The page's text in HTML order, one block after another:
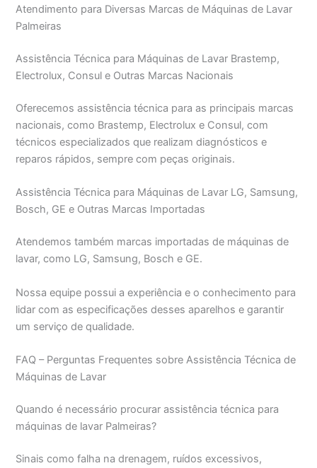
Atendimento para Diversas Marcas de Máquinas de Lavar
Palmeiras
Assistência Técnica para Máquinas de Lavar Brastemp,
Electrolux, Consul e Outras Marcas Nacionais
Oferecemos assistência técnica para as principais marcas
nacionais, como Brastemp, Electrolux e Consul, com
técnicos especializados que realizam diagnósticos e
reparos rápidos, sempre com peças originais.
Assistência Técnica para Máquinas de Lavar LG, Samsung,
Bosch, GE e Outras Marcas Importadas
Atendemos também marcas importadas de máquinas de
lavar, como LG, Samsung, Bosch e GE.
Nossa equipe possui a experiência e o conhecimento para
lidar com as especificações desses aparelhos e garantir
um serviço de qualidade.
FAQ – Perguntas Frequentes sobre Assistência Técnica de
Máquinas de Lavar
Quando é necessário procurar assistência técnica para
máquinas de lavar Palmeiras?
Sinais como falha na drenagem, ruídos excessivos,